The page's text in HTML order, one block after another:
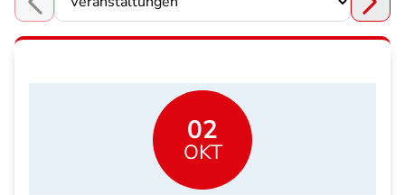
Choose a section
02
OKT